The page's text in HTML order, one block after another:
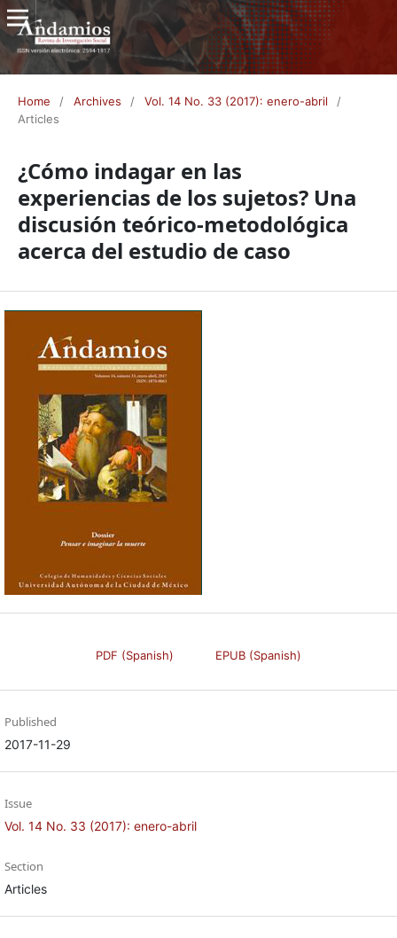
Home / Archives / Vol. 14 No. 33 (2017): enero-abril
/
Articles
¿Cómo indagar en las
experiencias de los sujetos? Una
discusión teórico-metodológica
acerca del estudio de caso
PDF (Spanish) EPUB (Spanish)
Published
2017-11-29
Issue
Vol. 14 No. 33 (2017): enero-abril
Section
Articles